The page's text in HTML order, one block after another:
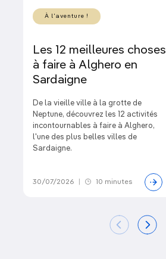
À l'aventure !
Les 12 meilleures choses
à faire à Alghero en
Sardaigne
De la vieille ville à la grotte de
Neptune, découvrez les 12 activités
incontournables à faire à Alghero,
l'une des plus belles villes de
Sardaigne.
30/07/2026 10 minutes